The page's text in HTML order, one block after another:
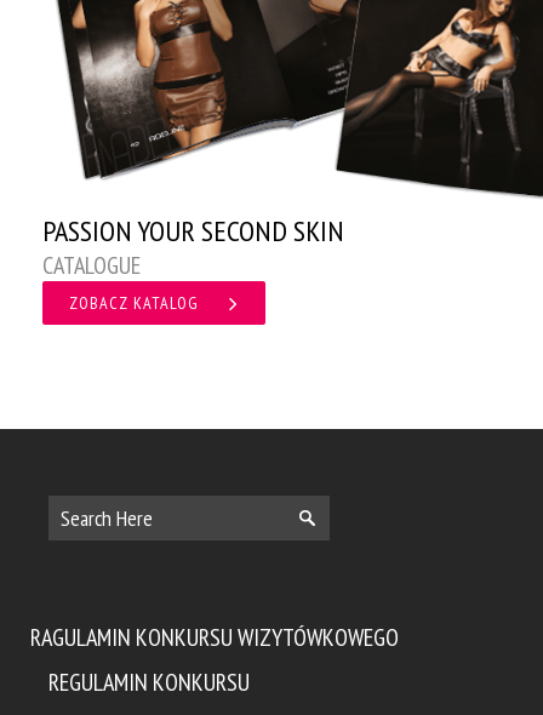
PASSION YOUR SECOND SKIN
CATALOGUE
ZOBACZ KATALOG
RAGULAMIN KONKURSU WIZYTÓWKOWEGO
REGULAMIN KONKURSU